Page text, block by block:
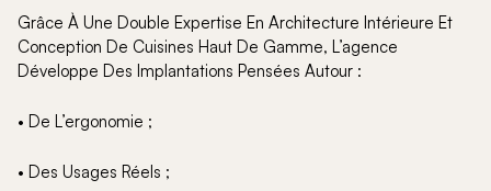
Grâce À Une Double Expertise En Architecture Intérieure Et
Conception De Cuisines Haut De Gamme, L’agence
Développe Des Implantations Pensées Autour :
• De L’ergonomie ;
• Des Usages Réels ;